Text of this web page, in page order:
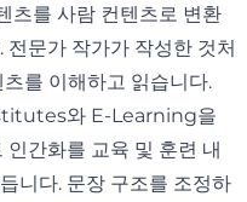
를 사람 컨텐츠로 변환
문가 작가가 작성한 것처
를 이해하고 읽습니다.
와 E-Learning을
간화를 교육 및 훈련 내
니다. 문장 구조를 조정하